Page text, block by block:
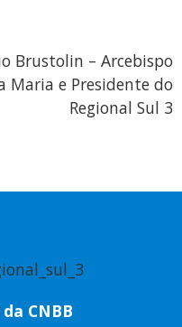
Brustolin – Arcebispo
e Presidente do
Regional Sul 3
CNBB